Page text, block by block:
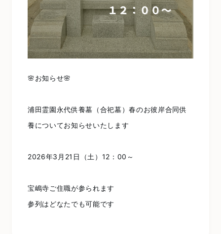
🌸お知らせ🌸
浦田霊園永代供養墓（合祀墓）春のお彼岸合同供
養についてお知らせいたします
2026年3月21日（土）12：00～
宝嶋寺ご住職が参られます
参列はどなたでも可能です